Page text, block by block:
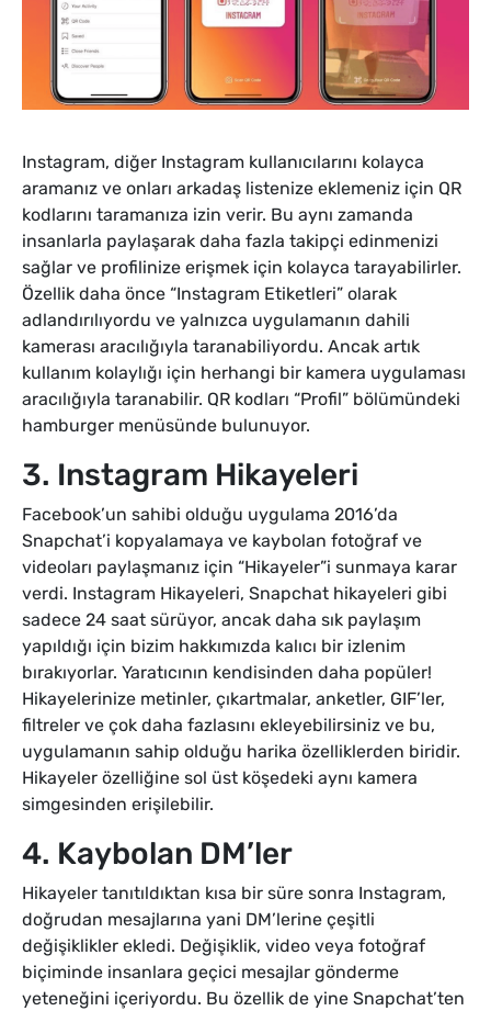
Instagram, diğer Instagram kullanıcılarını kolayca
aramanız ve onları arkadaş listenize eklemeniz için QR
kodlarını taramanıza izin verir. Bu aynı zamanda
insanlarla paylaşarak daha fazla takipçi edinmenizi
sağlar ve profilinize erişmek için kolayca tarayabilirler.
Özellik daha önce “Instagram Etiketleri” olarak
adlandırılıyordu ve yalnızca uygulamanın dahili
kamerası aracılığıyla taranabiliyordu. Ancak artık
kullanım kolaylığı için herhangi bir kamera uygulaması
aracılığıyla taranabilir. QR kodları “Profil” bölümündeki
hamburger menüsünde bulunuyor.
3. Instagram Hikayeleri
Facebook’un sahibi olduğu uygulama 2016’da
Snapchat’i kopyalamaya ve kaybolan fotoğraf ve
videoları paylaşmanız için “Hikayeler”i sunmaya karar
verdi. Instagram Hikayeleri, Snapchat hikayeleri gibi
sadece 24 saat sürüyor, ancak daha sık paylaşım
yapıldığı için bizim hakkımızda kalıcı bir izlenim
bırakıyorlar. Yaratıcının kendisinden daha popüler!
Hikayelerinize metinler, çıkartmalar, anketler, GIF’ler,
filtreler ve çok daha fazlasını ekleyebilirsiniz ve bu,
uygulamanın sahip olduğu harika özelliklerden biridir.
Hikayeler özelliğine sol üst köşedeki aynı kamera
simgesinden erişilebilir.
4. Kaybolan DM’ler
Hikayeler tanıtıldıktan kısa bir süre sonra Instagram,
doğrudan mesajlarına yani DM’lerine çeşitli
değişiklikler ekledi. Değişiklik, video veya fotoğraf
biçiminde insanlara geçici mesajlar gönderme
yeteneğini içeriyordu. Bu özellik de yine Snapchat’ten